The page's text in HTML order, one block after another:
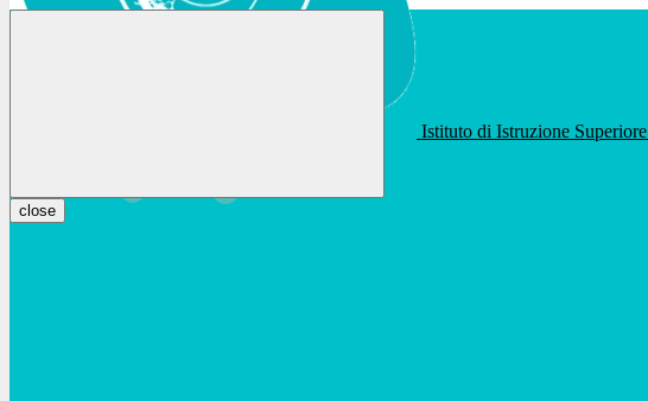
Istituto di Istruzione Superiore
close